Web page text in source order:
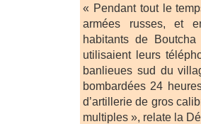
« Pendant tout le
armées russes, et
habitants de
utilisaient leurs
banlieues sud du
bombardées 24
d’artillerie de gros
multiples », relate la